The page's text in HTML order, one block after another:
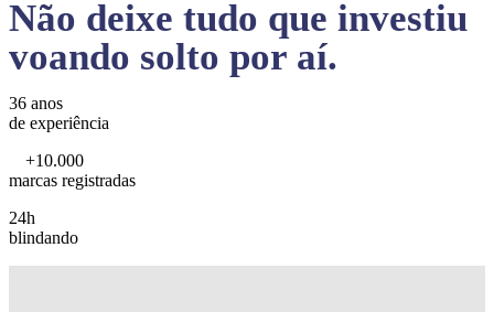
Não deixe tudo que investiu
voando solto por aí.
36 anos
de experiência
+10.000
marcas registradas
24h
blindando